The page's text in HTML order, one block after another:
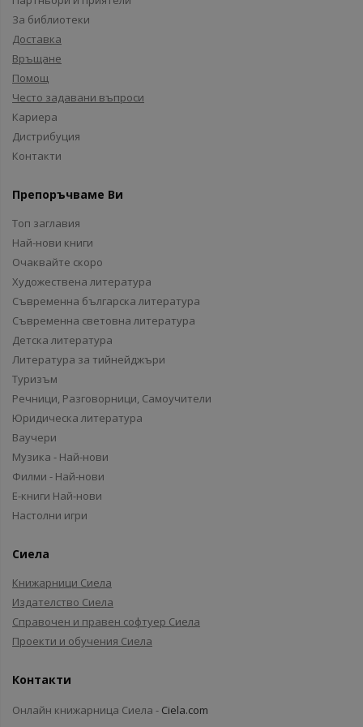
За библиотеки
Доставка
Връщане
Помощ
Често задавани въпроси
Кариера
Дистрибуция
Контакти
Препоръчваме Ви
Топ заглавия
Най-нови книги
Очаквайте скоро
Художествена литература
Съвременна българска литература
Съвременна световна литература
Детска литература
Литература за тийнейджъри
Туризъм
Речници, Разговорници, Самоучители
Юридическа литература
Ваучери
Музика - Най-нови
Филми - Най-нови
Е-книги Най-нови
Настолни игри
Сиела
Книжарници Сиела
Издателство Сиела
Справочен и правен софтуер Сиела
Проекти и обучения Сиела
Контакти
Онлайн книжарница Сиела - Ciela.com